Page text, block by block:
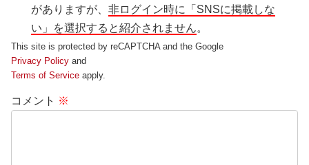
がありますが、非ログイン時に「SNSに掲載しな
い」を選択すると紹介されません。
This site is protected by reCAPTCHA and the Google
Privacy Policy and
Terms of Service apply.
コメント ※